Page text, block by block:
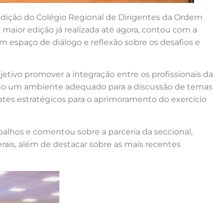
do Colégio Regional de Dirigentes da Ordem
edição já realizada até agora, contou com a
espaço de diálogo e reflexão sobre os desafios e
promover a integração entre os profissionais da
um ambiente adequado para a discussão de temas
estratégicos para o aprimoramento do exercício
e comentou sobre a parceria da seccional,
além de destacar sobre as mais recentes